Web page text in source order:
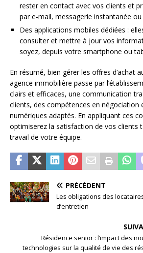
rester en contact avec vos clients et
par e-mail, messagerie instantanée
Des applications mobiles dédiées :
consulter et mettre à jour vos
soyez, depuis votre smartphone ou
En résumé, bien gérer les offres d’achat
agence immobilière passe par
clairs et efficaces, une communication
clients, des compétences en négociation
numériques adaptés. En appliquant ces
optimiserez la satisfaction de vos clients
travail de votre équipe.
PRÉCÉDENT
Les obligations des
d’entretien
Résidence senior : l’impact des
technologies sur la qualité de vie des